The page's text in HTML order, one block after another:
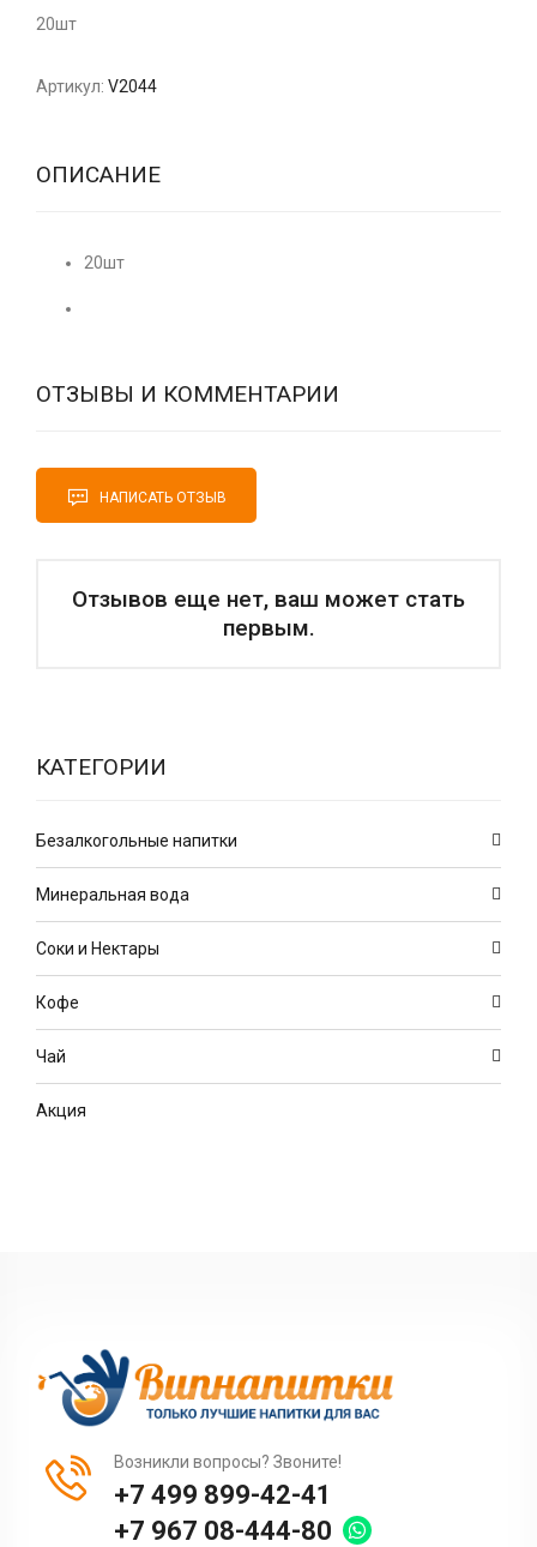
20шт
Артикул: V2044
ОПИСАНИЕ
20шт
ОТЗЫВЫ И КОММЕНТАРИИ
НАПИСАТЬ ОТЗЫВ
Отзывов еще нет, ваш может стать
первым.
КАТЕГОРИИ
Безалкогольные напитки
Минеральная вода
Соки и Нектары
Кофе
Чай
Акция
Возникли вопросы? Звоните!
+7 499 899-42-41
+7 967 08-444-80